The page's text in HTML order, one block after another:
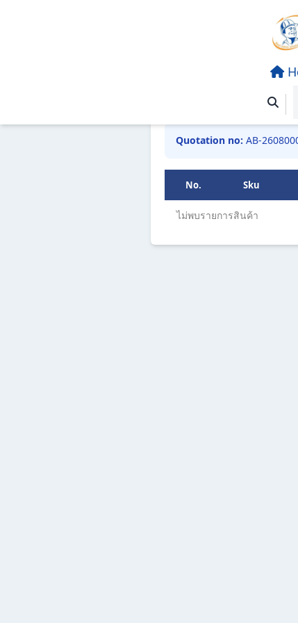
คุณอยู่ที่: ออก
Quotation no:
No. Sku
ไม่พบรายการสินค้า